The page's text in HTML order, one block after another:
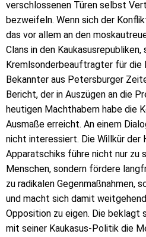
verschlossenen Türen selbst
bezweifeln. Wenn sich der
das vor allem an den
Clans in den
Kremlsonderbeauftragter für die
Bekannter aus Petersburger
Bericht, der in Auszügen an die
heutigen Machthabern habe die
Ausmaße erreicht. An einem
nicht interessiert. Die Willkür der
Apparatschiks führe nicht nur zu
Menschen, sondern fördere
zu radikalen Gegenmaßnahmen,
und macht sich damit
Opposition zu eigen. Die beklagt
mit seiner Kaukasus-Politik die